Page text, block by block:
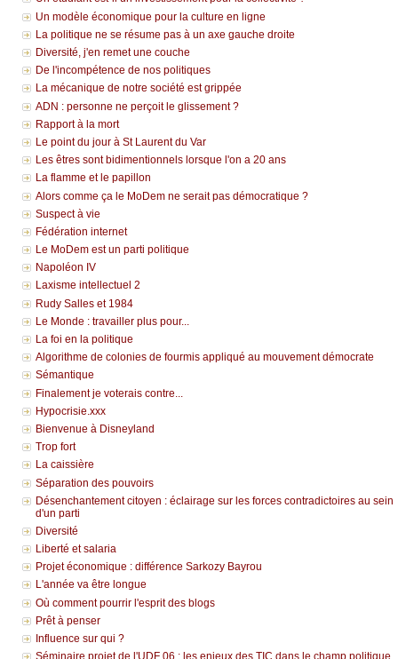
Un modèle économique pour la culture en ligne
La politique ne se résume pas à un axe gauche droite
Diversité, j'en remet une couche
De l'incompétence de nos politiques
La mécanique de notre société est grippée
ADN : personne ne perçoit le glissement ?
Rapport à la mort
Le point du jour à St Laurent du Var
Les êtres sont bidimentionnels lorsque l'on a 20 ans
La flamme et le papillon
Alors comme ça le MoDem ne serait pas démocratique ?
Suspect à vie
Fédération internet
Le MoDem est un parti politique
Napoléon IV
Laxisme intellectuel 2
Rudy Salles et 1984
Le Monde : travailler plus pour...
La foi en la politique
Algorithme de colonies de fourmis appliqué au mouvement démocrate
Sémantique
Finalement je voterais contre...
Hypocrisie.xxx
Bienvenue à Disneyland
Trop fort
La caissière
Séparation des pouvoirs
Désenchantement citoyen : éclairage sur les forces contradictoires au sein
d'un parti
Diversité
Liberté et salaria
Projet économique : différence Sarkozy Bayrou
L'année va être longue
Où comment pourrir l'esprit des blogs
Prêt à penser
Influence sur qui ?